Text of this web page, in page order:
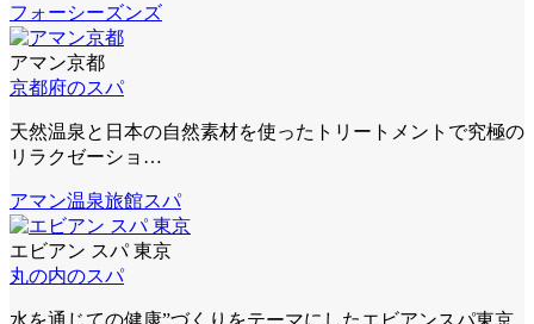
フォーシーズンズ
アマン京都
京都府のスパ
天然温泉と日本の自然素材を使ったトリートメントで究極の
リラクゼーショ…
アマン温泉旅館スパ
エビアン スパ 東京
丸の内のスパ
水を通じての健康”づくりをテーマにしたエビアンスパ東京